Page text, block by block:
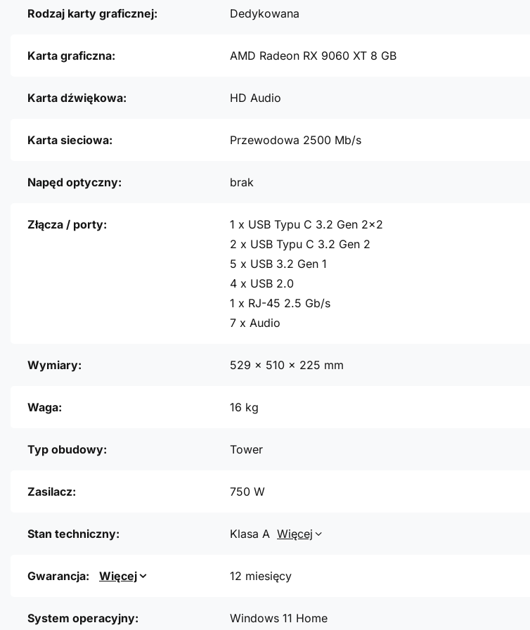
Rodzaj karty graficznej: Dedykowana
Karta graficzna: AMD Radeon RX 9060 XT 8 GB
Karta dźwiękowa: HD Audio
Karta sieciowa: Przewodowa 2500 Mb/s
Napęd optyczny: brak
Złącza / porty:
1 x USB Typu C 3.2 Gen 2x2
2 x USB Typu C 3.2 Gen 2
5 x USB 3.2 Gen 1
4 x USB 2.0
1 x RJ-45 2.5 Gb/s
7 x Audio
Wymiary: 529 x 510 x 225 mm
Waga: 16 kg
Typ obudowy: Tower
Zasilacz: 750 W
Stan techniczny: Klasa A Więcej
Gwarancja: Więcej 12 miesięcy
System operacyjny: Windows 11 Home